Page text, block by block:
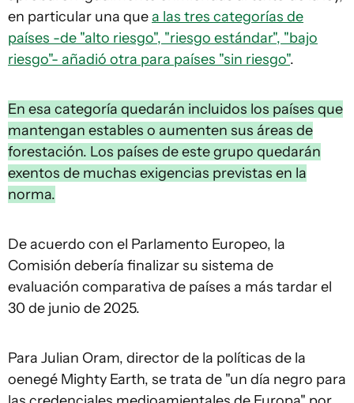
en particular una quea las tres categorías de
países -de "alto riesgo", "riesgo estándar", "bajo
riesgo"- añadió otra para países "sin riesgo".
En esa categoría quedarán incluidos los países que
mantengan estables o aumenten sus áreas de
forestación. Los países de este grupo quedarán
exentos de muchas exigencias previstas en la
norma.
De acuerdo con el Parlamento Europeo, la
Comisión debería finalizar su sistema de
evaluación comparativa de países a más tardar el
30 de junio de 2025.
Para Julian Oram, director de la políticas de la
oenegé Mighty Earth, se trata de "un día negro para